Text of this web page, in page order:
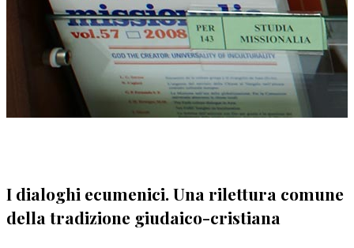
I dialoghi ecumenici. Una rilettura comune
della tradizione giudaico-cristiana